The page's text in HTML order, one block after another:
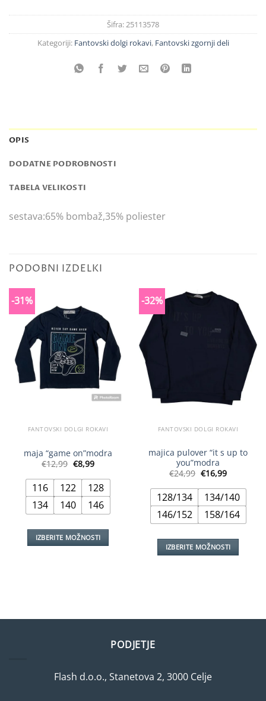
Šifra: 25113578
Kategoriji: Fantovski dolgi rokavi, Fantovski zgornji deli
OPIS
DODATNE PODROBNOSTI
TABELA VELIKOSTI
sestava:65% bombaž,35% poliester
PODOBNI IZDELKI
-31%
FANTOVSKI DOLGI ROKAVI
maja “game on”modra
€12,99 Izvirna
cena
je
bila:
€12,99.
€8,99Trenutna
je:
€8,99.
116 122
128
134
140 146
IZBERITE MOŽNOSTI
izdelka
-32%
FANTOVSKI DOLGI ROKAVI
majica pulover “it s up to
you”modra
€24,99 Izvirna
cena
je
bila:
€24,99.
€16,99Trenutna
je:
€16,99.
128/134
134/140
146/152
158/164
IZBERITE MOŽNOSTI
strani
izdelka
PODJETJE
Flash d.o.o., Stanetova 2, 3000 Celje